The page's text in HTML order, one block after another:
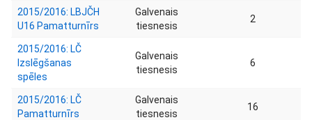
2015/2016: LBJČH
U16 Pamatturnīrs
Galvenais
tiesnesis
2
2015/2016: LČ
Izslēgšanas
spēles
Galvenais
tiesnesis
6
2015/2016: LČ
Pamatturnīrs
Galvenais
tiesnesis
16